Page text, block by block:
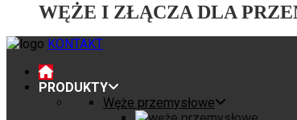
WĘŻE I ZŁĄCZA DLA
KONTAKT
PRODUKTY
Węże przemysłowe